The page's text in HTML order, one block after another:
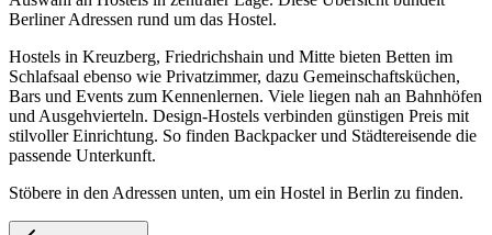
Berliner Adressen rund um das Hostel.
Hostels in Kreuzberg, Friedrichshain und Mitte bieten Betten im
Schlafsaal ebenso wie Privatzimmer, dazu Gemeinschaftsküchen,
Bars und Events zum Kennenlernen. Viele liegen nah an Bahnhöfen
und Ausgehvierteln. Design-Hostels verbinden günstigen Preis mit
stilvoller Einrichtung. So finden Backpacker und Städtereisende die
passende Unterkunft.
Stöbere in den Adressen unten, um ein Hostel in Berlin zu finden.